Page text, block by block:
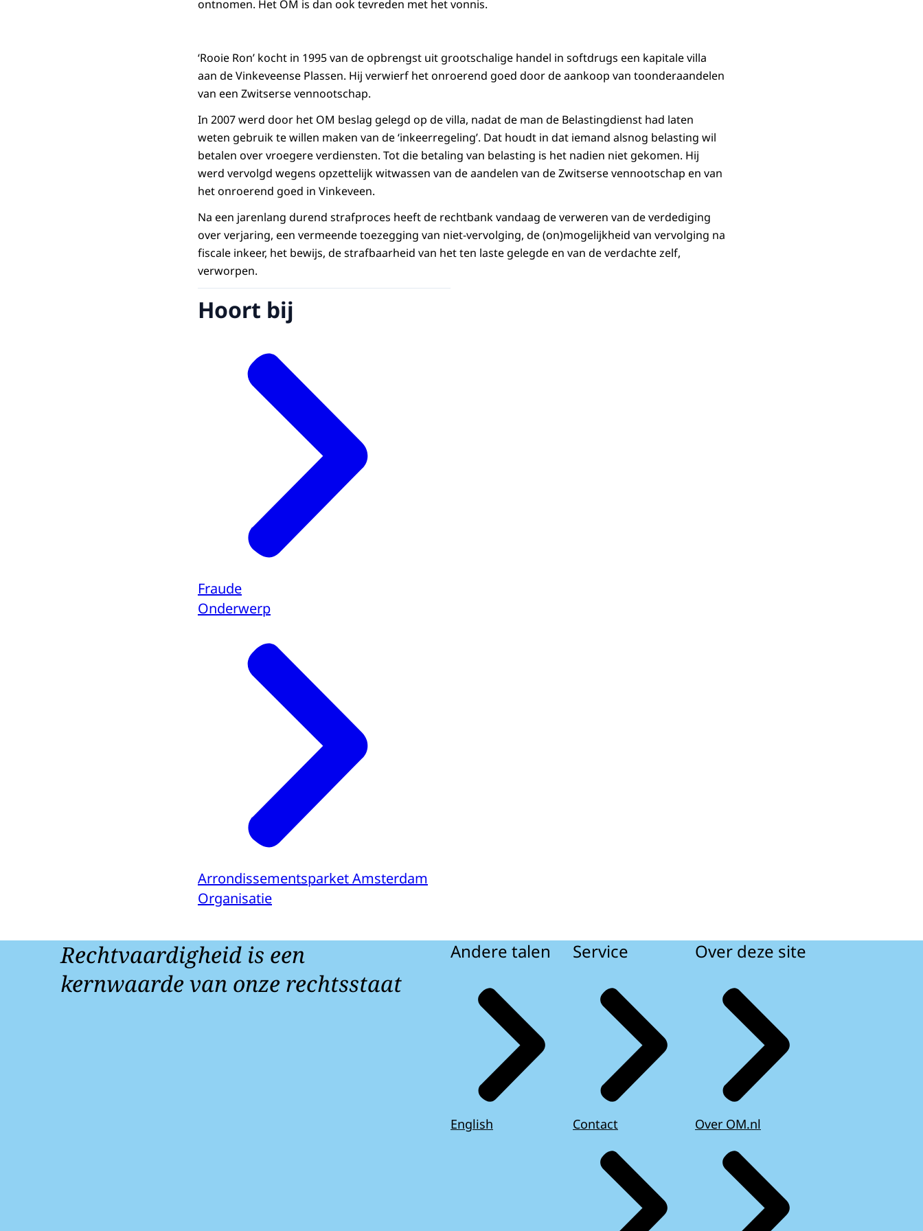
ontnomen. Het OM is dan ook tevreden met het vonnis.
‘Rooie Ron’ kocht in 1995 van de opbrengst uit grootschalige handel in softdrugs een kapitale villa
aan de Vinkeveense Plassen. Hij verwierf het onroerend goed door de aankoop van toonderaandelen
van een Zwitserse vennootschap.
In 2007 werd door het OM beslag gelegd op de villa, nadat de man de Belastingdienst had laten
weten gebruik te willen maken van de ‘inkeerregeling’. Dat houdt in dat iemand alsnog belasting wil
betalen over vroegere verdiensten. Tot die betaling van belasting is het nadien niet gekomen. Hij
werd vervolgd wegens opzettelijk witwassen van de aandelen van de Zwitserse vennootschap en van
het onroerend goed in Vinkeveen.
Na een jarenlang durend strafproces heeft de rechtbank vandaag de verweren van de verdediging
over verjaring, een vermeende toezegging van niet-vervolging, de (on)mogelijkheid van vervolging na
fiscale inkeer, het bewijs, de strafbaarheid van het ten laste gelegde en van de verdachte zelf,
verworpen.
Hoort bij
Fraude
Onderwerp
Arrondissementsparket Amsterdam
Organisatie
Rechtvaardigheid is een
kernwaarde van onze rechtsstaat
Andere talen
English
Service
Contact
Over deze site
Over OM.nl